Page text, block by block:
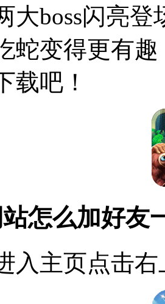
大boss闪亮
蛇变得更有
载吧！
站怎么加好友
入主页点击